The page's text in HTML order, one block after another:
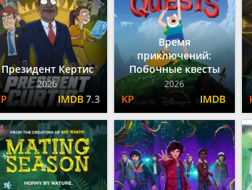
Президент Кертис
2026
7.3
Время
приключений:
Побочные квесты
2026